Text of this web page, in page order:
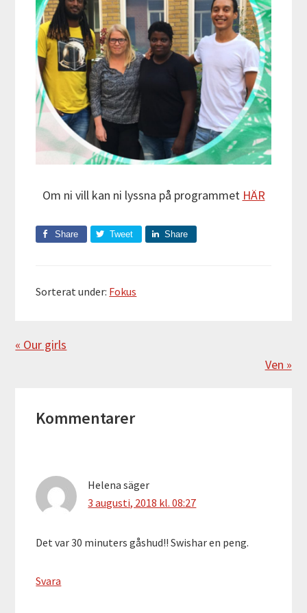
Om ni vill kan ni lyssna på programmet HÄR
Share Tweet Share
Sorterat under: Fokus
Föregående
« Our girls
Nästa
Ven »
Kommentarer
Helena säger
3 augusti, 2018 kl. 08:27
Det var 30 minuters gåshud!! Swishar en peng.
Svara